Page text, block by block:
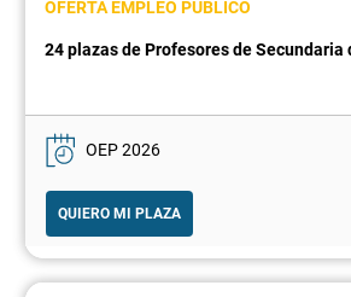
OFERTA EMPLEO PÚBLICO
24 plazas de Profesores de Secundaria
OEP 2026
QUIERO MI PLAZA